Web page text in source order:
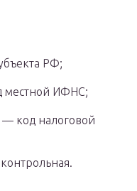
РФ;
местной ИФНС;
— код налоговой